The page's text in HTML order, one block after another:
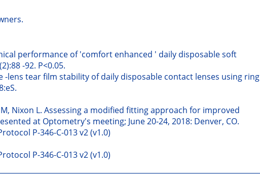
performance of 'comfort enhanced ' daily disposable soft
-92. P<0.05.
-lens tear film stability of daily disposable contact lenses using ring
Nixon L. Assessing a modified fitting approach for improved
at Optometry's meeting; June 20-24, 2018: Denver, CO.
P-346-C-013 v2 (v1.0)
P-346-C-013 v2 (v1.0)